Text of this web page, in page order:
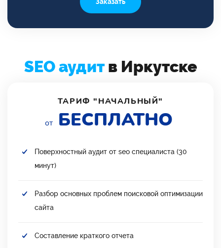
SEO аудит в Иркутске
ТАРИФ "НАЧАЛЬНЫЙ"
от БЕСПЛАТНО
Поверхностный аудит от seo специалиста (30
минут)
Разбор основных проблем поисковой оптимизации
сайта
Составление краткого отчета